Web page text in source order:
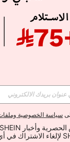
APP
سياسة الخصوصية